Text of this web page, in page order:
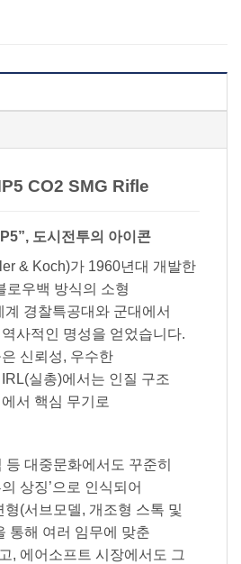
CO2 SMG Rifle
도시전투의 아이콘
& Koch)가 1960년대 개발한
로우백 방식의 소형
경찰특공대와 군대에서
사적인 명성을 얻었습니다.
신뢰성, 우수한
실총)에서는 인질 구조
서 핵심 무기로
등 대중문화에서도 꾸준히
상징’으로 인식되어
(서브모델, 개조형 스톡 및
통해 여러 임무에 맞춘
, 에어소프트 시장에서도 그